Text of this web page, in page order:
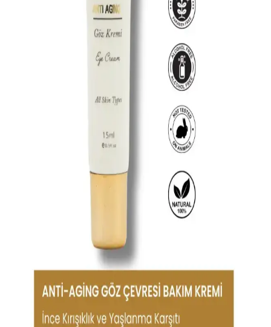
Hassas göz çevresi için formüle edilen kırışıklık karşıtı serumu,
hyaluronik asit ve peptitler ile ince çizgileri azaltır, elastikiyeti artırır
ve genç görünüm sağlar.
Göz Egzaması ve Tedavi Yöntemleri: Günlük Bakım
İpuçları ve Belirtiler
Göz egzaması, göz çevresinde kızarıklık, kaşıntı ve tahriş gibi
belirtilerle kendini gösterir. Uygun tedavi ve günlük bakım ile
semptomlar kontrol altına alınabilir, erken müdahale önemlidir.
Güvenilir Göz Bakım Ürünleri Seçimi ve Kullanım
Göz çevresi hassas bir bölgedir. Güvenilir ürünler seçmek ve doğru
kullanmak, sağlıklı ve parlak gözlere ulaşmanın anahtarıdır. İçerik ve
Göz Çevresi İçin Güneş Koruyucu Kremler ve
Göz çevresi için özel güneş kremleri kullanmak cilt sağlığını korur,
tahrişi önler ve yaşlanmayı geciktirir. Doğru uygulama ve ek
önlemlerle güneşin zararlı etkilerinden korunabilirsiniz.
Estée Lauder Göz Kremleri: Farklı Cilt Tipleri ve
İhtiyaçlara Uygun Ürün Seçenekleri